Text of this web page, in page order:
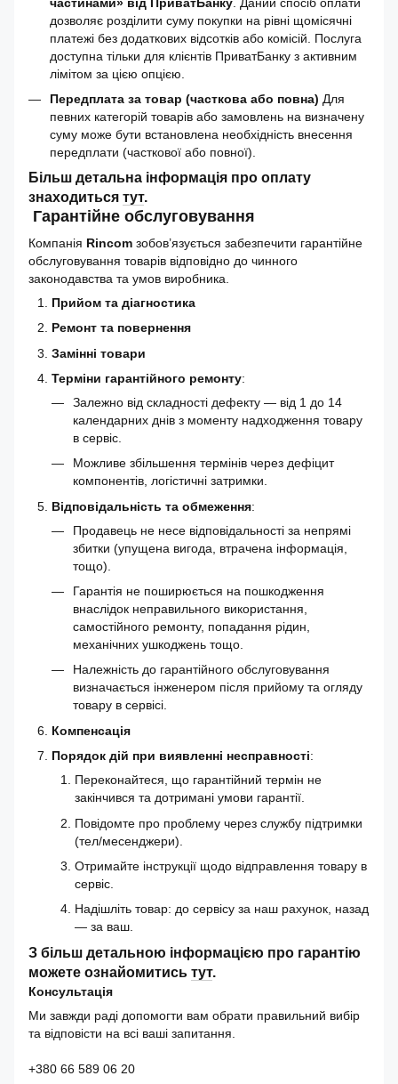
дозволяє розділити суму покупки на рівні щомісячні
платежі без додаткових відсотків або комісій. Послуга
доступна тільки для клієнтів ПриватБанку з активним
лімітом за цією опцією.
Передплата за товар (часткова або повна) Для
певних категорій товарів або замовлень на визначену
суму може бути встановлена необхідність внесення
передплати (часткової або повної).
Більш детальна інформація про оплату
знаходиться тут.
Гарантійне обслуговування
Компанія Rincom зобов’язується забезпечити гарантійне
обслуговування товарів відповідно до чинного
законодавства та умов виробника.
Прийом та діагностика
Ремонт та повернення
Замінні товари
Терміни гарантійного ремонту:
Залежно від складності дефекту — від 1 до 14
календарних днів з моменту надходження товару
в сервіс.
Можливе збільшення термінів через дефіцит
компонентів, логістичні затримки.
Відповідальність та обмеження:
Продавець не несе відповідальності за непрямі
збитки (упущена вигода, втрачена інформація,
тощо).
Гарантія не поширюється на пошкодження
внаслідок неправильного використання,
самостійного ремонту, попадання рідин,
механічних ушкоджень тощо.
Належність до гарантійного обслуговування
визначається інженером після прийому та огляду
товару в сервісі.
Компенсація
Порядок дій при виявленні несправності:
Переконайтеся, що гарантійний термін не
закінчився та дотримані умови гарантії.
Повідомте про проблему через службу підтримки
(тел/месенджери).
Отримайте інструкції щодо відправлення товару в
сервіс.
Надішліть товар: до сервісу за наш рахунок, назад
— за ваш.
З більш детальною інформацією про гарантію
можете ознайомитись тут.
Консультація
Ми завжди раді допомогти вам обрати правильний вибір
та відповісти на всі ваші запитання.
+380 66 589 06 20